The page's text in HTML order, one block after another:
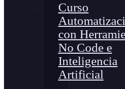
Curso
con
No Code e
Inteligencia
Artificial